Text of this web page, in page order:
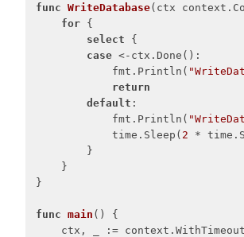
func WriteDatabase(ctx
for {
select {
case <-ctx.Done():
            fmt.Println(
return
default :
            fmt.Println(
            time.Sleep(
2 *
        }
    }
}
func main ()
{
ctx, _ :=